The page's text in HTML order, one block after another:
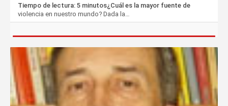
Tiempo de lectura: 5 minutos¿Cuál es la mayor fuente de
violencia en nuestro mundo? Dada la…